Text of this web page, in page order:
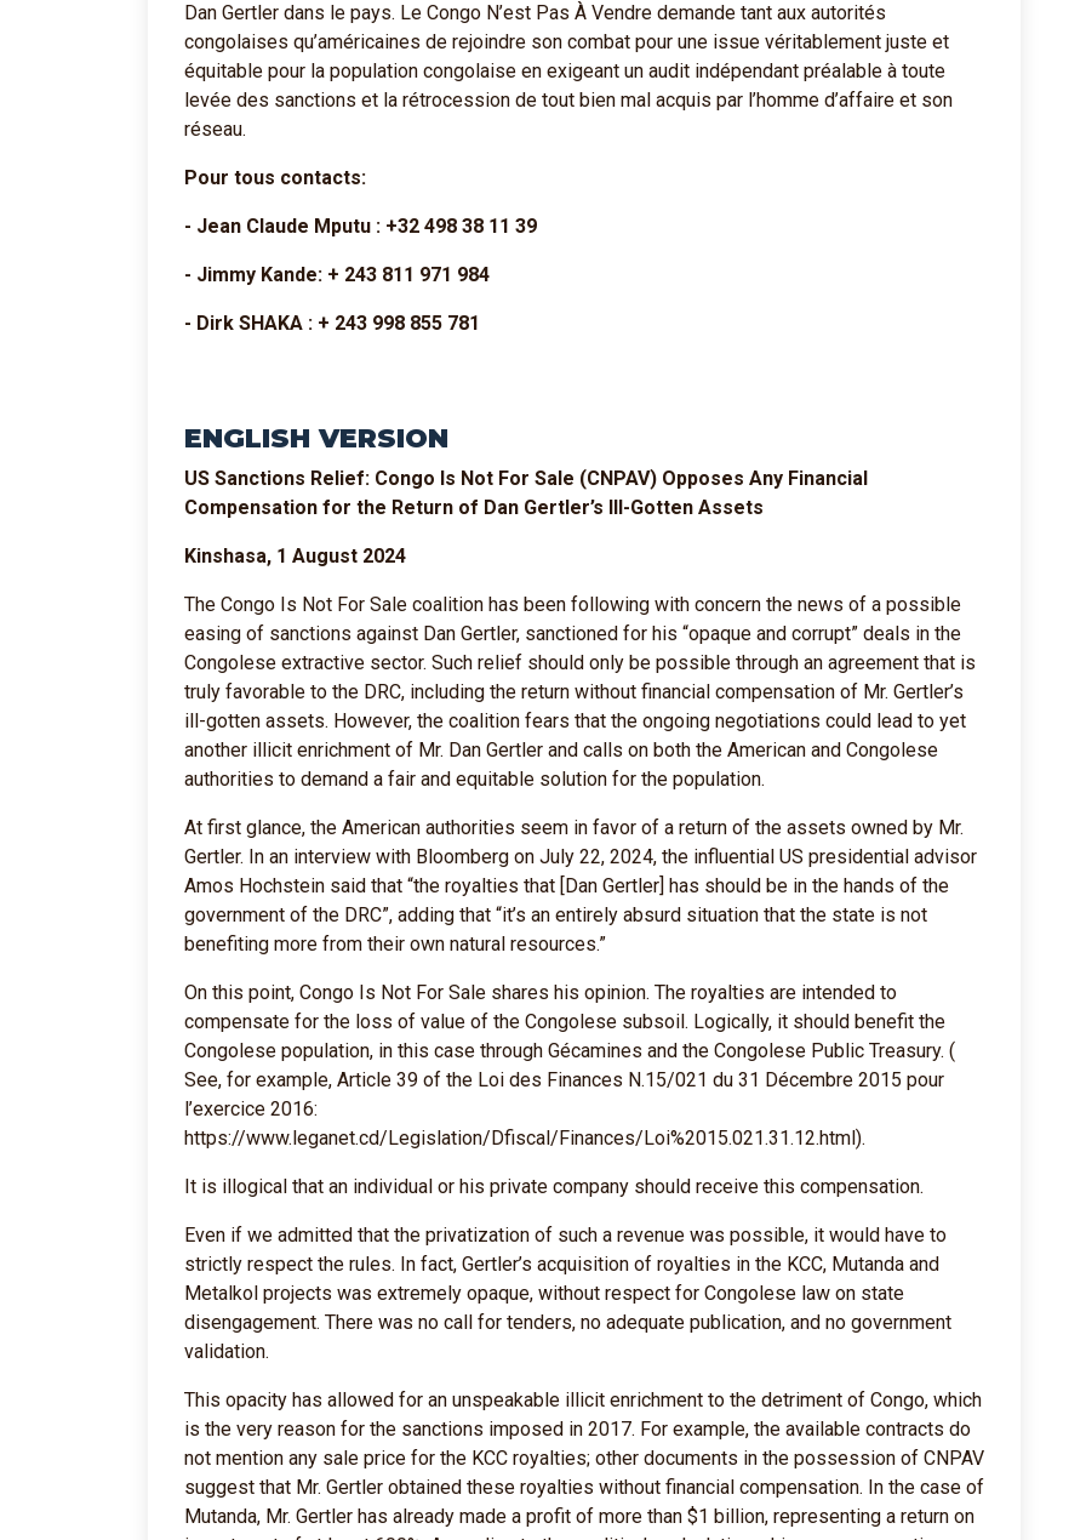
Dan Gertler dans le pays. Le Congo N’est Pas À Vendre demande tant aux autorités
congolaises qu’américaines de rejoindre son combat pour une issue véritablement juste et
équitable pour la population congolaise en exigeant un audit indépendant préalable à toute
levée des sanctions et la rétrocession de tout bien mal acquis par l’homme d’affaire et son
réseau.
Pour tous contacts:
- Jean Claude Mputu : +32 498 38 11 39
- Jimmy Kande: + 243 811 971 984
- Dirk SHAKA : + 243 998 855 781
ENGLISH VERSION
US Sanctions Relief: Congo Is Not For Sale (CNPAV) Opposes Any Financial
Compensation for the Return of Dan Gertler’s Ill-Gotten Assets
Kinshasa, 1 August 2024
The Congo Is Not For Sale coalition has been following with concern the news of a possible
easing of sanctions against Dan Gertler, sanctioned for his “opaque and corrupt” deals in the
Congolese extractive sector. Such relief should only be possible through an agreement that is
truly favorable to the DRC, including the return without financial compensation of Mr. Gertler’s
ill-gotten assets. However, the coalition fears that the ongoing negotiations could lead to yet
another illicit enrichment of Mr. Dan Gertler and calls on both the American and Congolese
authorities to demand a fair and equitable solution for the population.
At first glance, the American authorities seem in favor of a return of the assets owned by Mr.
Gertler. In an interview with Bloomberg on July 22, 2024, the influential US presidential advisor
Amos Hochstein said that “the royalties that [Dan Gertler] has should be in the hands of the
government of the DRC”, adding that “it’s an entirely absurd situation that the state is not
benefiting more from their own natural resources.”
On this point, Congo Is Not For Sale shares his opinion. The royalties are intended to
compensate for the loss of value of the Congolese subsoil. Logically, it should benefit the
Congolese population, in this case through Gécamines and the Congolese Public Treasury. (
See, for example, Article 39 of the Loi des Finances N.15/021 du 31 Décembre 2015 pour
l’exercice 2016:
https://www.leganet.cd/Legislation/Dfiscal/Finances/Loi%2015.021.31.12.html).
It is illogical that an individual or his private company should receive this compensation.
Even if we admitted that the privatization of such a revenue was possible, it would have to
strictly respect the rules. In fact, Gertler’s acquisition of royalties in the KCC, Mutanda and
Metalkol projects was extremely opaque, without respect for Congolese law on state
disengagement. There was no call for tenders, no adequate publication, and no government
validation.
This opacity has allowed for an unspeakable illicit enrichment to the detriment of Congo, which
is the very reason for the sanctions imposed in 2017. For example, the available contracts do
not mention any sale price for the KCC royalties; other documents in the possession of CNPAV
suggest that Mr. Gertler obtained these royalties without financial compensation. In the case of
Mutanda, Mr. Gertler has already made a profit of more than $1 billion, representing a return on